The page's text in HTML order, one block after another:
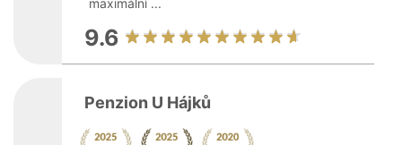
maximální ...
9.6
Penzion U Hájků